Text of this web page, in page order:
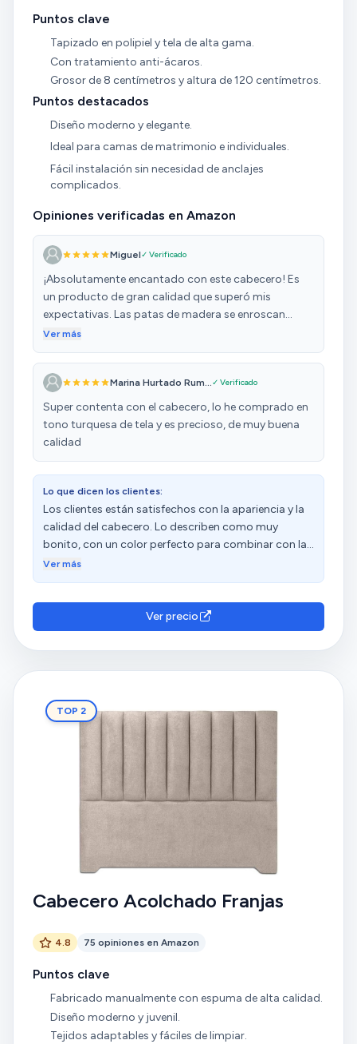
Puntos clave
Tapizado en polipiel y tela de alta gama.
Con tratamiento anti-ácaros.
Grosor de 8 centímetros y altura de 120 centímetros.
Puntos destacados
Diseño moderno y elegante.
Ideal para camas de matrimonio e individuales.
Fácil instalación sin necesidad de anclajes
complicados.
Opiniones verificadas en Amazon
Miguel✓ Verificado
​¡Absolutamente encantado con este cabecero! Es
un producto de gran calidad que superó mis
expectativas. Las patas de madera se enroscan
fácilmente, y el cabecero queda perfectamente
necesidad de anclajes complicados. ​La tela es
increíblemente suave al tacto y el color es idéntico al
de la foto, lo cual es un gran punto a favor. Además,
los acabados son impecables, lo que demuestra la
buena manufactura. ​Un detalle que me sorprendió
día antes de lo esperado! Sin duda, ha sido un gran
acierto. Es muy bonito, incluso más impresionante
en persona que en las imágenes. ¡Lo recomiendo
totalmente!
Ver más
Marina Hurtado Rum...✓ Verificado
Super contenta con el cabecero, lo he comprado en
tono turquesa de tela y es precioso, de muy buena
calidad
Lo que dicen los clientes:
Los clientes están satisfechos con la apariencia y la
calidad del cabecero. Lo describen como muy
bonito, con un color perfecto para combinar con la
decoración. Destacan su excelente relación calidad-
Ver más
Ver precio
TOP 2
Cabecero Acolchado Franjas
4.8 75 opiniones en Amazon
Puntos clave
Fabricado manualmente con espuma de alta calidad.
Diseño moderno y juvenil.
Tejidos adaptables y fáciles de limpiar.